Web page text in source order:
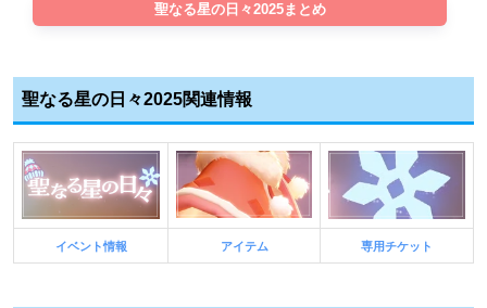
聖なる星の日々2025まとめ
聖なる星の日々2025関連情報
イベント情報 アイテム 専用チケット